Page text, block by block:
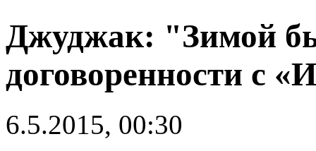
Джуджак: "Зимой
договоренности с
6.5.2015, 00:30